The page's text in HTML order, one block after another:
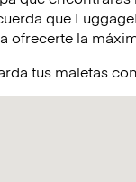
que
ofrecerte la
tus maletas